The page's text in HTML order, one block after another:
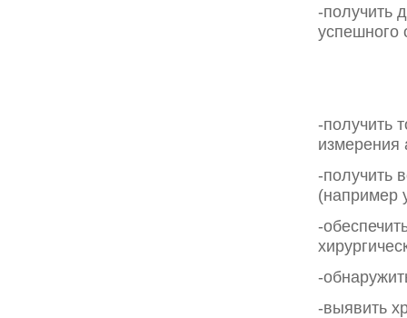
-получить
успешного
-получить
измерения
-получить
(например
-
-
-выявить